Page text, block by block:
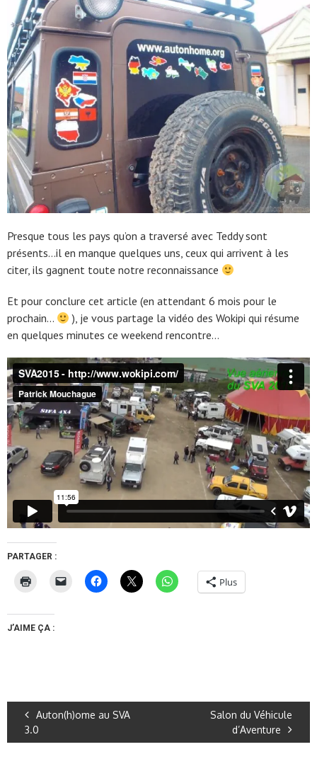
Presque tous les pays qu’on a traversé avec Teddy sont
présents…il en manque quelques uns, ceux qui arrivent à les
citer, ils gagnent toute notre reconnaissance
Et pour conclure cet article (en attendant 6 mois pour le
prochain…
), je vous partage la vidéo des Wokipi qui résume
en quelques minutes ce weekend rencontre…
PARTAGER :
Plus
J’AIME ÇA :
Auton(h)ome au SVA
3.0
Salon du Véhicule
d’Aventure